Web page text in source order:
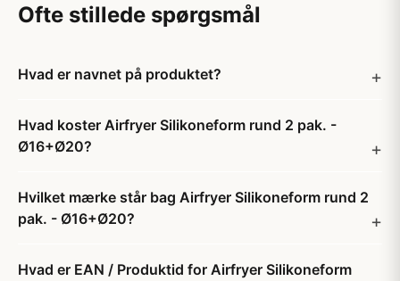
Ofte stillede spørgsmål
Hvad er navnet på produktet?
Hvad koster Airfryer Silikoneform rund 2 pak. -
Ø16+Ø20?
Hvilket mærke står bag Airfryer Silikoneform rund 2
pak. - Ø16+Ø20?
Hvad er EAN / Produktid for Airfryer Silikoneform